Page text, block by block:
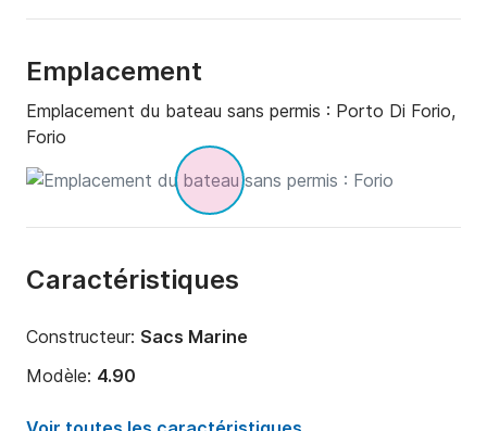
Emplacement
Emplacement du bateau sans permis : Porto Di Forio,
Forio
Caractéristiques
Constructeur: Sacs Marine
Modèle: 4.90
Puissance moteur:
40cv